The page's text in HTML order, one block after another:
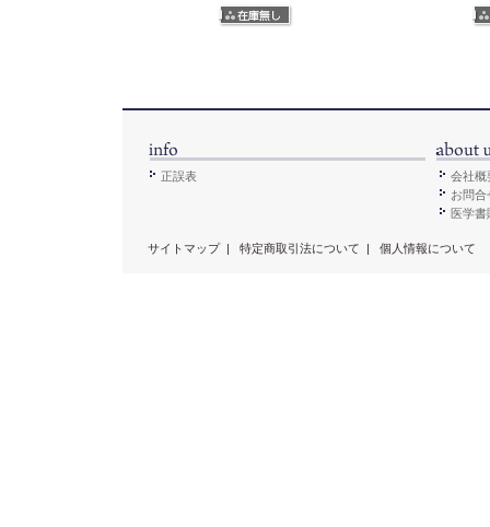
正誤表
会社概
お問合
医学
サイトマップ| 特定商取引法について | 個人情報について